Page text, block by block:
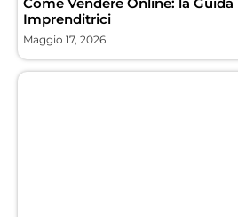
Come Vendere Online: la
Imprenditrici
Maggio 17, 2026